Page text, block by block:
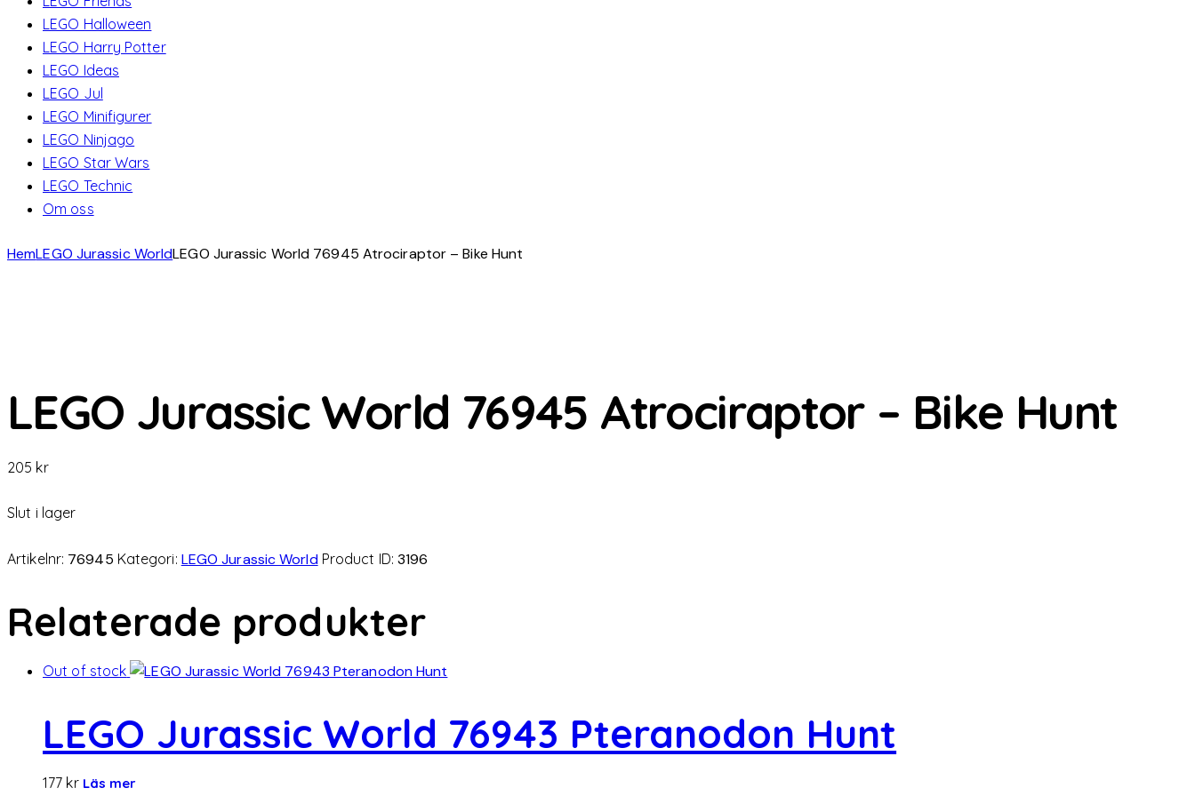
LEGO Halloween
LEGO Harry Potter
LEGO Ideas
LEGO Jul
LEGO Minifigurer
LEGO Ninjago
LEGO Star Wars
LEGO Technic
Om oss
HemLEGO Jurassic WorldLEGO Jurassic World 76945 Atrociraptor – Bike Hunt
LEGO Jurassic World 76945 Atrociraptor – Bike Hunt
205 kr
Slut i lager
Artikelnr: 76945 Kategori: LEGO Jurassic World Product ID: 3196
Relaterade produkter
Out of stock
LEGO Jurassic World 76943 Pteranodon Hunt
177 kr Läs mer